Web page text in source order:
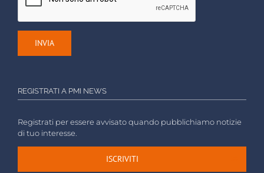
REGISTRATI A PMI NEWS
Registrati per essere avvisato quando pubblichiamo notizie
di tuo interesse.
ISCRIVITI